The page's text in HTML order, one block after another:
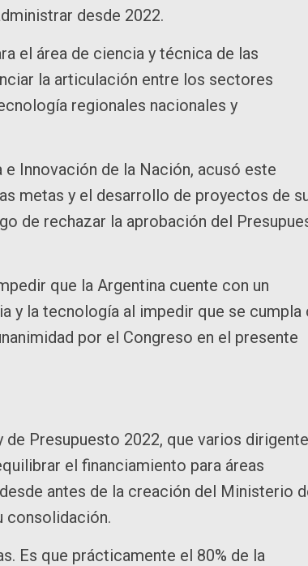
desde 2022.
el área de ciencia y técnica de las
la articulación entre los sectores
regionales nacionales y
Innovación de la Nación, acusó este
metas y el desarrollo de proyectos de
de rechazar la aprobación del
que la Argentina cuente con un
y la tecnología al impedir que se cumpla
por el Congreso en el presente
Presupuesto 2022, que varios
el financiamiento para áreas
antes de la creación del Ministerio
consolidación.
Es que prácticamente el 80% de la